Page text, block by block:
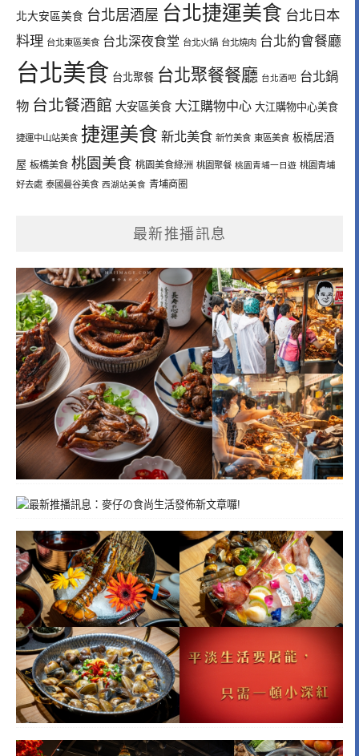
北大安區美食 台北居酒屋 台北捷運美食 台北日本
料理 台北東區美食 台北深夜食堂 台北火鍋 台北燒肉 台北約會餐廳
台北美食 台北聚餐 台北聚餐餐廳 台北酒吧 台北鍋
物 台北餐酒館 大安區美食 大江購物中心 大江購物中心美食
捷運中山站美食 捷運美食 新北美食 新竹美食 東區美食 板橋居酒
屋 板橋美食 桃園美食 桃園美食綠洲 桃園聚餐 桃園青埔一日遊 桃園青埔
好去處 泰國曼谷美食 西湖站美食 青埔商圈
最新推播訊息